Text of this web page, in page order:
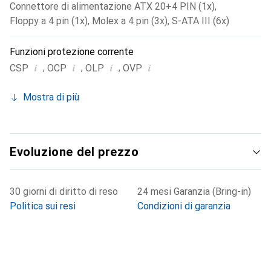
Connettore di alimentazione ATX 20+4 PIN (1x),
Floppy a 4 pin (1x), Molex a 4 pin (3x), S-ATA III (6x)
Funzioni protezione corrente
CSP i , OCP i , OLP i , OVP i
Mostra di più
Evoluzione del prezzo
30 giorni di diritto di reso
Politica sui resi
24 mesi Garanzia (Bring-in)
Condizioni di garanzia